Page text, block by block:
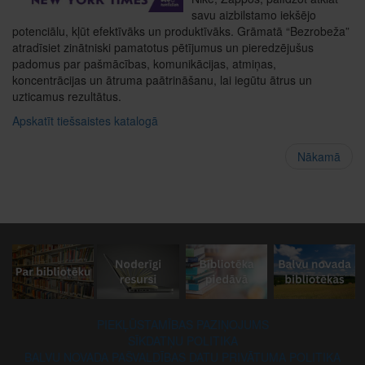
savu aizbilstamo iekšējo
potenciālu, kļūt efektīvāks un produktīvāks. Grāmatā “Bezrobeža”
atradīsiet zinātniski pamatotus pētījumus un pieredzējušus
padomus par pašmācības, komunikācijas, atmiņas,
koncentrācijas un ātruma paātrināšanu, lai iegūtu ātrus un
uzticamus rezultātus.
Apskatīt tiešsaistes katalogā
Nākamā